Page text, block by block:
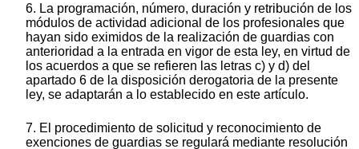
6. La programación, número, duración y retribución de los
módulos de actividad adicional de los profesionales que
hayan sido eximidos de la realización de guardias con
anterioridad a la entrada en vigor de esta ley, en virtud de
los acuerdos a que se refieren las letras c) y d) del
apartado 6 de la disposición derogatoria de la presente
ley, se adaptarán a lo establecido en este artículo.
7. El procedimiento de solicitud y reconocimiento de
exenciones de guardias se regulará mediante resolución